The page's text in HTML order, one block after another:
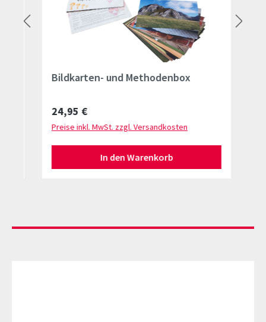
Bildkarten- und Methodenbox
Regulärer Preis:
24,95 €
Preise inkl. MwSt. zzgl. Versandkosten
In den Warenkorb